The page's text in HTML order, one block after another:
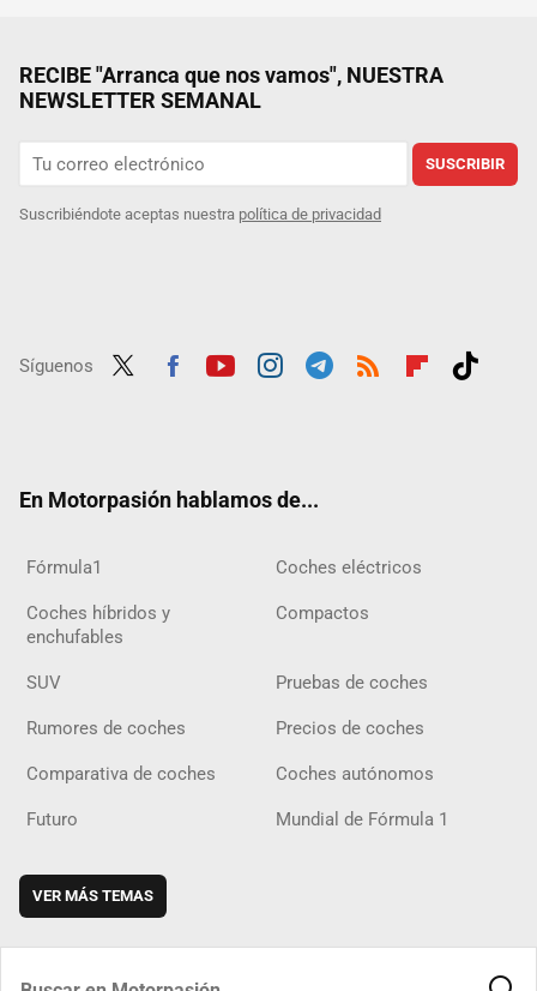
RECIBE "Arranca que nos vamos", NUESTRA
NEWSLETTER SEMANAL
SUSCRIBIR
Suscribiéndote aceptas nuestra política de privacidad
Síguenos
En Motorpasión hablamos de...
Fórmula1 Coches eléctricos
Coches híbridos y
enchufables
Compactos
SUV Pruebas de coches
Rumores de coches Precios de coches
Comparativa de coches Coches autónomos
Futuro Mundial de Fórmula 1
VER MÁS TEMAS